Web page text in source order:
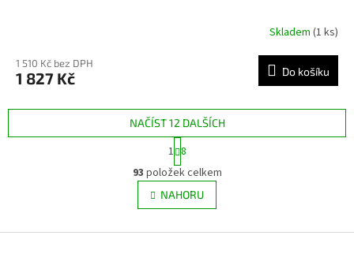
Skladem (1 ks)
1 510 Kč bez DPH
1 827 Kč Do košíku
O
v
l
á
NAČÍST 12 DALŠÍCH
S
t
r
á
n
k
v
1 8
93 položek celkem
NAHORU